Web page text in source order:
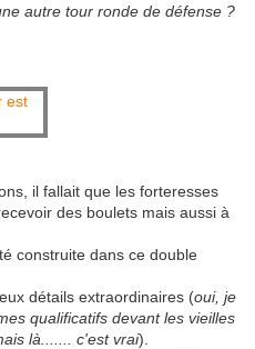
autre tour ronde de défense ?
il fallait que les forteresses
des boulets mais aussi à
construite dans ce double
détails extraordinaires (oui, je
qualificatifs devant les vieilles
là....... c'est vrai).